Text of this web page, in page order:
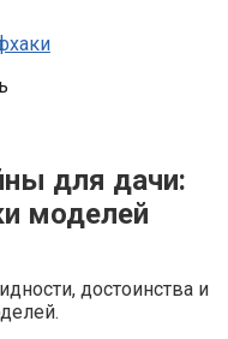
для дачи:
моделей